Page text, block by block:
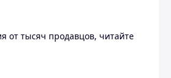
от тысяч продавцов, читайте